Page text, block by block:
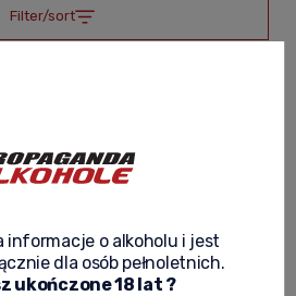
Filter/sort
informacje o alkoholu i jest
dla osób pełnoletnich.
ukończone 18 lat ?